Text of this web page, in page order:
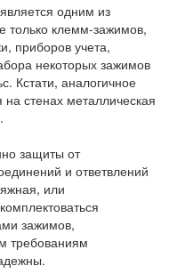
одним из
только клемм-зажимов,
приборов учета,
некоторых зажимов
Кстати, аналогичное
стенах металлическая
защиты от
и ответвлений
или
зажимов,
требованиям